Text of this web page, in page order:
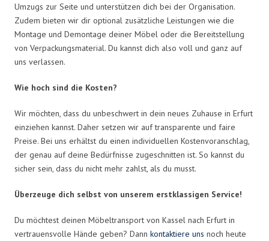
Umzugs zur Seite und unterstützen dich bei der Organisation.
Zudem bieten wir dir optional zusätzliche Leistungen wie die
Montage und Demontage deiner Möbel oder die Bereitstellung
von Verpackungsmaterial. Du kannst dich also voll und ganz auf
uns verlassen.
Wie hoch sind die Kosten?
Wir möchten, dass du unbeschwert in dein neues Zuhause in Erfurt
einziehen kannst. Daher setzen wir auf transparente und faire
Preise. Bei uns erhältst du einen individuellen Kostenvoranschlag,
der genau auf deine Bedürfnisse zugeschnitten ist. So kannst du
sicher sein, dass du nicht mehr zahlst, als du musst.
Überzeuge dich selbst von unserem erstklassigen Service!
Du möchtest deinen Möbeltransport von Kassel nach Erfurt in
vertrauensvolle Hände geben? Dann kontaktiere uns noch heute